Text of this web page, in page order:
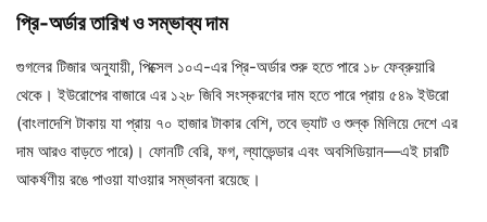
প্রি-অর্ডার তারিখ ও সম্ভাব্য দাম
গুগলের টিজার অনুযায়ী, পিক্সেল ১০এ-এর প্রি-অর্ডার শুরু হতে পারে ১৮ ফেব্রুয়ারি
থেকে। ইউরোপের বাজারে এর ১২৮ জিবি সংস্করণের দাম হতে পারে প্রায় ৫৪৯ ইউরো
(বাংলাদেশি টাকায় যা প্রায় ৭০ হাজার টাকার বেশি, তবে ভ্যাট ও শুল্ক মিলিয়ে দেশে এর
দাম আরও বাড়তে পারে)। ফোনটি বেরি, ফগ, ল্যাভেন্ডার এবং অবসিডিয়ান—এই চারটি
আকর্ষণীয় রঙে পাওয়া যাওয়ার সম্ভাবনা রয়েছে।